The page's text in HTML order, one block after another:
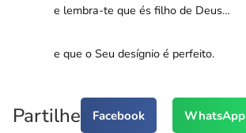
e lembra-te que és filho de Deus…
e que o Seu desígnio é perfeito.
Partilhe Facebook WhatsApp